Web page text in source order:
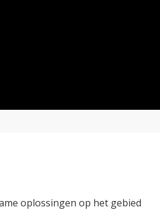
oplossingen op het gebied